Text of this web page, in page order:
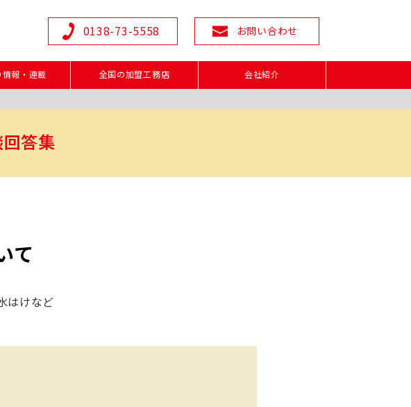
0138-73-5558 お問い合わせ
情報・連載 全国の加盟工務店 会社紹介
答集
て
はけなど